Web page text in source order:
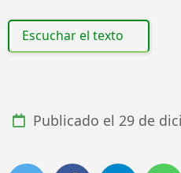
Escuchar el texto
Publicado el 29 de